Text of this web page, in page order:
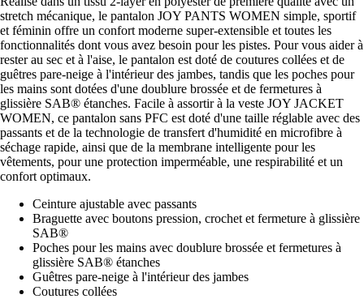
stretch mécanique, le pantalon JOY PANTS WOMEN simple, sportif
et féminin offre un confort moderne super-extensible et toutes les
fonctionnalités dont vous avez besoin pour les pistes. Pour vous aider à
rester au sec et à l'aise, le pantalon est doté de coutures collées et de
guêtres pare-neige à l'intérieur des jambes, tandis que les poches pour
les mains sont dotées d'une doublure brossée et de fermetures à
glissière SAB® étanches. Facile à assortir à la veste JOY JACKET
WOMEN, ce pantalon sans PFC est doté d'une taille réglable avec des
passants et de la technologie de transfert d'humidité en microfibre à
séchage rapide, ainsi que de la membrane intelligente pour les
vêtements, pour une protection imperméable, une respirabilité et un
confort optimaux.
Ceinture ajustable avec passants
Braguette avec boutons pression, crochet et fermeture à glissière
SAB®
Poches pour les mains avec doublure brossée et fermetures à
glissière SAB® étanches
Guêtres pare-neige à l'intérieur des jambes
Coutures collées